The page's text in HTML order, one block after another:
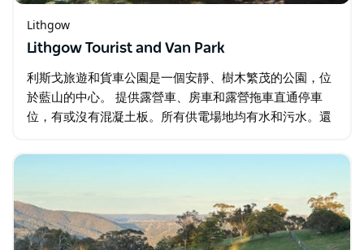
Lithgow
Lithgow Tourist and Van Park
利斯戈旅遊和貨車公園是一個安靜、樹木繁茂的公園，位
於藍山的中心。 提供露營車、房車和露營拖車直通停車
位，有或沒有混凝土板。所有供電場地均有水和污水。還
房。 飯店提供附獨立衛浴設施的小木屋…